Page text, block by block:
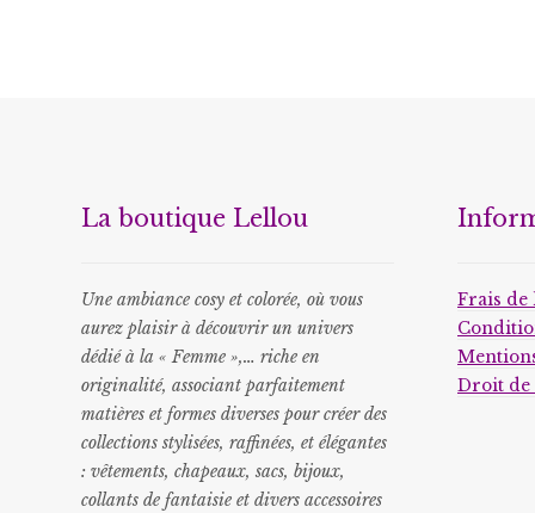
La boutique Lellou
Une ambiance cosy et colorée, où vous
aurez plaisir à découvrir un univers
dédié à la « Femme »,… riche en
originalité, associant parfaitement
matières et formes diverses pour créer des
collections stylisées, raffinées, et élégantes
: vêtements, chapeaux, sacs, bijoux,
collants de fantaisie et divers accessoires
Frais
Droit de